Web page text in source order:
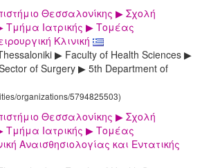
Θεσσαλονίκης ▶ Σχολή
Τμήμα Ιατρικής ▶ Τομέας
Κλινική
▶ Faculty of Health Sciences ▶
of Surgery ▶ 5th Department of
organizations/5794825503)
Θεσσαλονίκης ▶ Σχολή
Τμήμα Ιατρικής ▶ Τομέας
Αναισθησιολογίας και Εντατικής